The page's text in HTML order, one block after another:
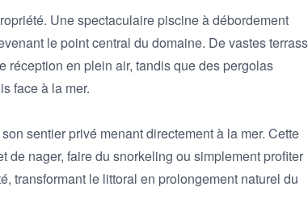
Une spectaculaire piscine à débordement
le point central du domaine. De vastes
réception en plein air, tandis que des pergolas
face à la mer.
sentier privé menant directement à la mer. Cette
nager, faire du snorkeling ou simplement profiter
transformant le littoral en prolongement naturel du